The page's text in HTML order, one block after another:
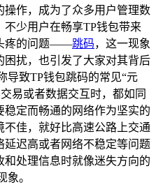
作，成为了众多用户管理数
少用户在畅享TP钱包带来
疼的问题——跳码，这一现象
扰，也引发了大家对其背后
导致TP钱包跳码的常见“元
易或者数据交互时，都如同
定而畅通的网络作为坚实的
佳，就好比高速公路上交通
迟高或者网络不稳定等问题
处理信息时就像迷失方向的
象。